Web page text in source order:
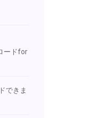
ードfor
できま